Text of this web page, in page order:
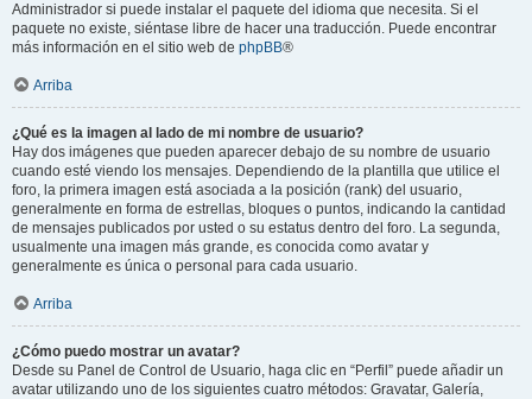
Administrador si puede instalar el paquete del idioma que necesita. Si el
paquete no existe, siéntase libre de hacer una traducción. Puede encontrar
más información en el sitio web de phpBB®
Arriba
¿Qué es la imagen al lado de mi nombre de usuario?
Hay dos imágenes que pueden aparecer debajo de su nombre de usuario
cuando esté viendo los mensajes. Dependiendo de la plantilla que utilice el
foro, la primera imagen está asociada a la posición (rank) del usuario,
generalmente en forma de estrellas, bloques o puntos, indicando la cantidad
de mensajes publicados por usted o su estatus dentro del foro. La segunda,
usualmente una imagen más grande, es conocida como avatar y
generalmente es única o personal para cada usuario.
Arriba
¿Cómo puedo mostrar un avatar?
Desde su Panel de Control de Usuario, haga clic en “Perfil” puede añadir un
avatar utilizando uno de los siguientes cuatro métodos: Gravatar, Galería,